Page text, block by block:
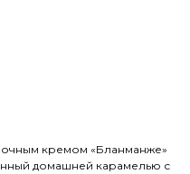
кремом «Бланманже»
домашней карамелью с